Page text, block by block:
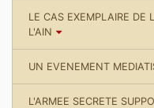
LE CAS EXEMPLAIRE DE
L'AIN
UN EVENEMENT
L'ARMEE SECRETE